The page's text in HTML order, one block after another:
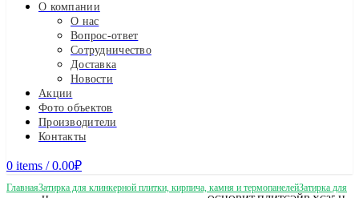
О компании
О нас
Вопрос-ответ
Сотрудничество
Доставка
Новости
Акции
Фото объектов
Производители
Контакты
0 items / 0.00₽
ГлавнаяЗатирка для клинкерной плитки, кирпича, камня и термопанелейЗатирка для